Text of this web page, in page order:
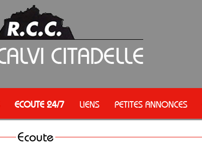
ECOUTE 24/7 LIENS PETITES ANNONCES
Ecoute